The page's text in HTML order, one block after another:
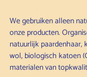
We gebruiken alleen
onze producten.
natuurlijk paardenhaar,
wol, biologisch katoen
materialen van